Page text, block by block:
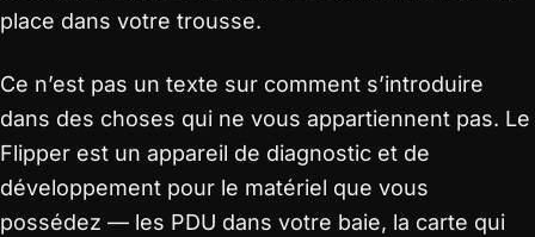
place dans votre trousse.
Ce n’est pas un texte sur comment s’introduire
dans des choses qui ne vous appartiennent pas. Le
Flipper est un appareil de diagnostic et de
développement pour le matériel que vous
possédez — les PDU dans votre baie, la carte qui